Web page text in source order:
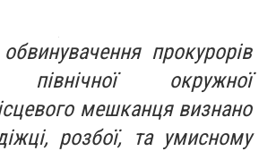
прокурорів
північної окружної
мешканця визнано
розбої, та умисному